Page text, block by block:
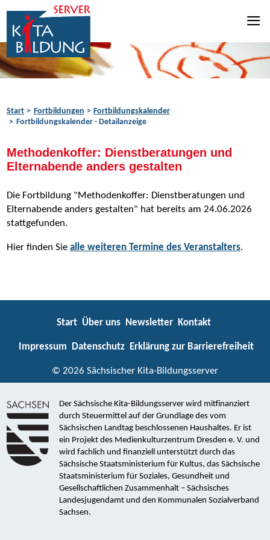
Zum Inhalt springen
Zur Navigation springen
Zum Fußbereich springen
Start Fortbildungen
Fortbildungskalender
Fortbildungskalender - Detailanzeige
Methodenkoffer: Dienstberatungen und
Elternabende anders gestalten
Die Fortbildung "Methodenkoffer: Dienstberatungen und
Elternabende anders gestalten" hat bereits am 24.06.2026
stattgefunden.
Hier finden Sie alle weiteren Termine des Veranstalters.
Start Über uns Newsletter Kontakt
Impressum Datenschutz Erklärung zur Barrierefreiheit
© 2026 Sächsischer Kita-Bildungsserver
Der Sächsische Kita-Bildungsserver wird mitfinanziert
durch Steuermittel auf der Grundlage des vom
Sächsischen Landtag beschlossenen Haushaltes. Er ist
ein Projekt des Medienkulturzentrum Dresden e. V. und
wird fachlich und finanziell unterstützt durch das
Sächsische Staatsministerium für Kultus, das Sächsische
Staatsministerium für Soziales, Gesundheit und
Gesellschaftlichen Zusammenhalt – Sächsisches
Landesjugendamt und den Kommunalen Sozialverband
Sachsen.